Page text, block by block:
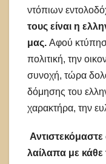
ντόπιων
τους είναι η
μας. Αφού
πολιτική, την
συνοχή, τώρα
δόμησης του
χαρακτήρα, την
λαίλαπα με κάθε